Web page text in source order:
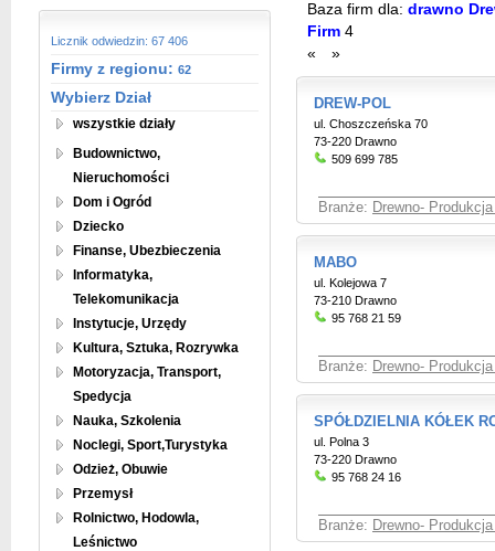
Licznik odwiedzin: 67 406
Firmy z regionu: 62
Wybierz Dział
wszystkie działy
Budownictwo,
Nieruchomości
Dom i Ogród
Dziecko
Finanse, Ubezbieczenia
Informatyka,
Telekomunikacja
Instytucje, Urzędy
Kultura, Sztuka, Rozrywka
Motoryzacja, Transport,
Spedycja
Nauka, Szkolenia
Noclegi, Sport,Turystyka
Odzież, Obuwie
Przemysł
Rolnictwo, Hodowla,
Leśnictwo
Baza firm dla: drawno
Firm 4
«
»
DREW-POL
ul. Choszczeńska 70
73-220 Drawno
509 699 785
Branże: Drewno-
MABO
ul. Kolejowa 7
73-210 Drawno
95 768 21 59
Branże: Drewno-
SPÓŁDZIELNIA KÓŁEK
ul. Polna 3
73-220 Drawno
95 768 24 16
Branże: Drewno-